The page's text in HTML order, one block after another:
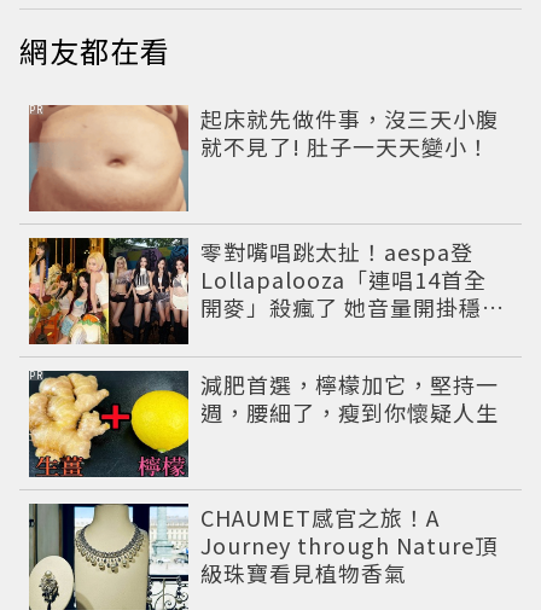
網友都在看
起床就先做件事，沒三天小腹
就不見了! 肚子一天天變小！
PR
零對嘴唱跳太扯！aespa登
Lollapalooza「連唱14首全
開麥」殺瘋了 她音量開掛穩到
減肥首選，檸檬加它，堅持一
週，腰細了，瘦到你懷疑人生
PR
CHAUMET感官之旅！A
Journey through Nature頂
級珠寶看見植物香氣